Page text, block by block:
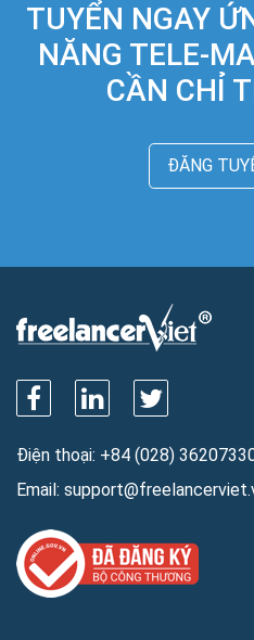
TUYỂN NGAY
NĂNG TELE-
CẦN CHỈ
ĐĂNG
Điện thoại: +84 (028)
Email: